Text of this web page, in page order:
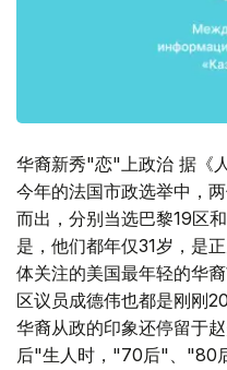
华裔新秀"恋"上政治 据《
今年的法国市政选举中，
而出，分别当选巴黎19区
是，他们都年仅31岁，是
体关注的美国最年轻的华
区议员成德伟也都是刚刚
华裔从政的印象还停留于
后"生人时，"70后"、"80